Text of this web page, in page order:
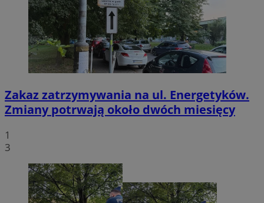
Zakaz zatrzymywania na ul. Energetyków.
Zmiany potrwają około dwóch miesięcy
1
3